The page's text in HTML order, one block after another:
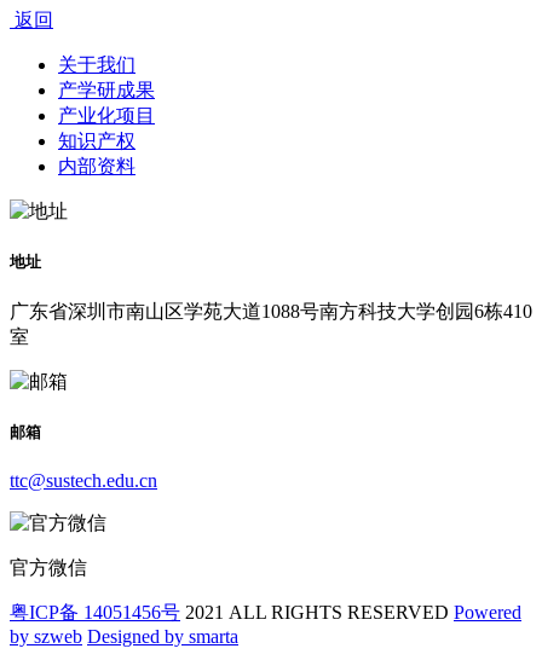
返回
关于我们
产学研成果
产业化项目
知识产权
内部资料
地址
广东省深圳市南山区学苑大道1088号南方科技大学创园6栋410
室
邮箱
ttc@sustech.edu.cn
官方微信
粤ICP备 14051456号 2021 ALL RIGHTS RESERVED Powered
by szweb Designed by smarta